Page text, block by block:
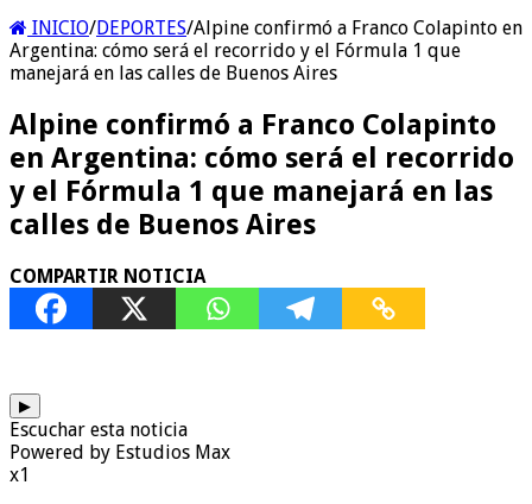
INICIO/DEPORTES/Alpine confirmó a Franco Colapinto en
Argentina: cómo será el recorrido y el Fórmula 1 que
manejará en las calles de Buenos Aires
Alpine confirmó a Franco Colapinto
en Argentina: cómo será el recorrido
y el Fórmula 1 que manejará en las
calles de Buenos Aires
COMPARTIR NOTICIA
▶
Escuchar esta noticia
Powered by Estudios Max
x1